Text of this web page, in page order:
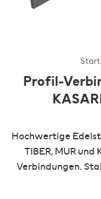
Profil-
Hochwertige
TIBER, MUR und
Verbindungen.